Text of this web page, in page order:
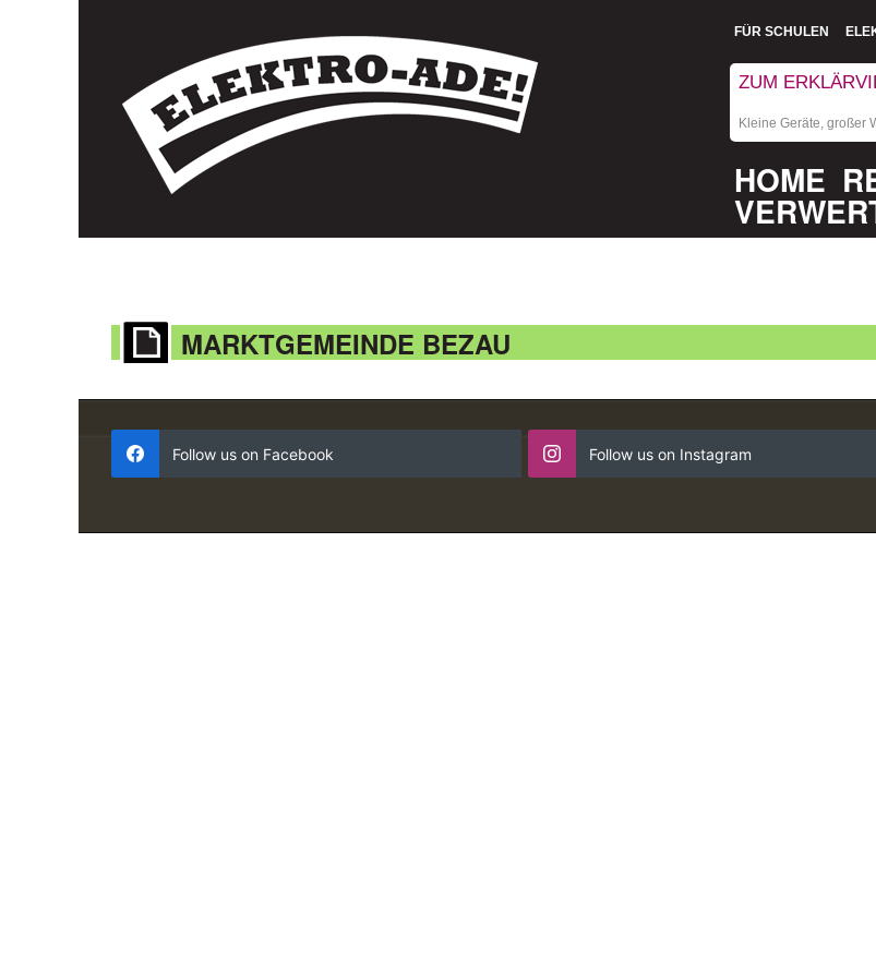
FÜR SCHULEN
ZUM
Kleine Geräte, großer
HOME
MARKTGEMEINDE BEZAU
Follow us on Facebook Follow us on Instagram